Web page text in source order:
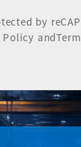
by
Policy and